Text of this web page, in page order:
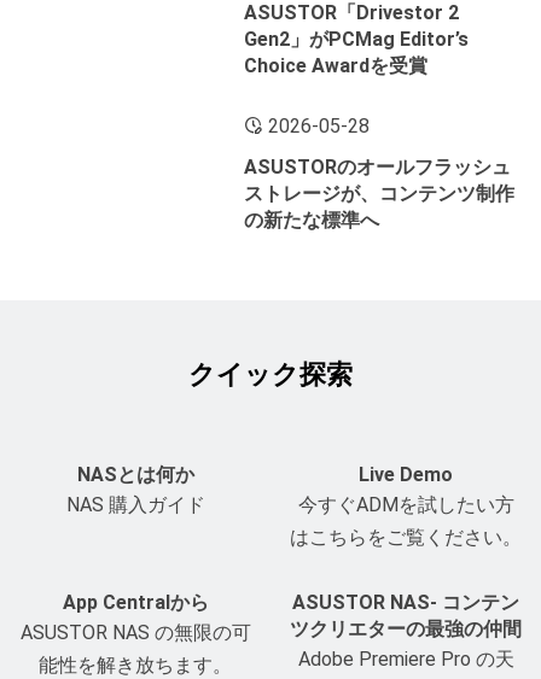
ASUSTOR「Drivestor 2
Gen2」がPCMag Editor’s
Choice Awardを受賞
2026-05-28
ASUSTORのオールフラッシュ
ストレージが、コンテンツ制作
の新たな標準へ
クイック探索
NASとは何か
NAS 購入ガイド
Live Demo
今すぐADMを試したい方
はこちらをご覧ください。
App Centralから
ASUSTOR NAS の無限の可
能性を解き放ちます。
ASUSTOR NAS- コンテン
ツクリエターの最強の仲間
Adobe Premiere Pro の天